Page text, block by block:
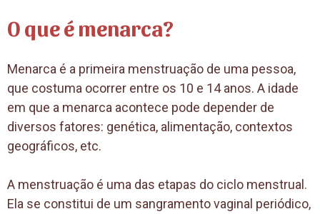
O que é menarca?
Menarca é a primeira menstruação de uma pessoa,
que costuma ocorrer entre os 10 e 14 anos. A idade
em que a menarca acontece pode depender de
diversos fatores: genética, alimentação, contextos
geográficos, etc.
A menstruação é uma das etapas do ciclo menstrual.
Ela se constitui de um sangramento vaginal periódico,